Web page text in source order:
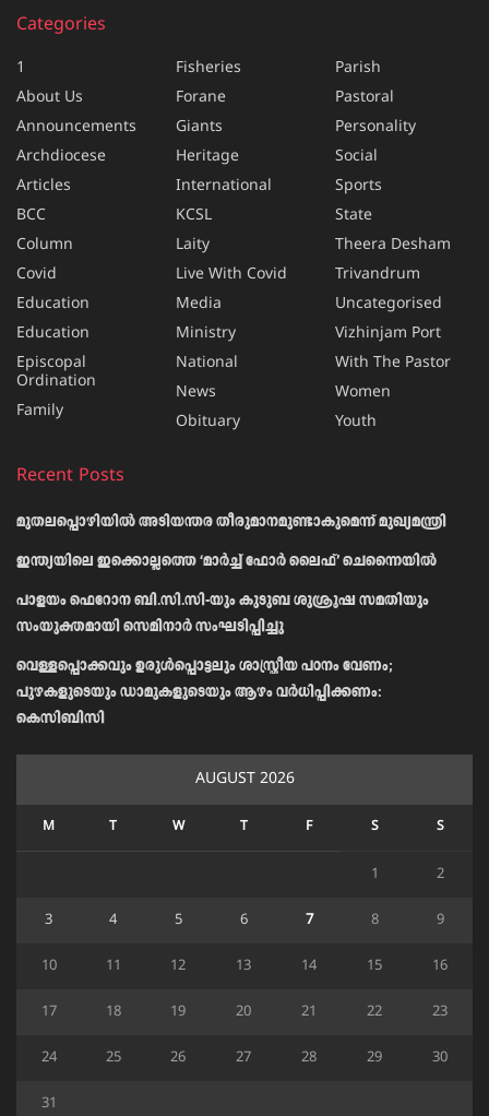
Categories
1
About Us
Announcements
Archdiocese
Articles
BCC
Column
Covid
Education
Education
Episcopal
Ordination
Family
Fisheries
Forane
Giants
Heritage
International
KCSL
Laity
Live With Covid
Media
Ministry
National
News
Obituary
Parish
Pastoral
Personality
Social
Sports
State
Theera Desham
Trivandrum
Uncategorised
Vizhinjam Port
With The Pastor
Women
Youth
Recent Posts
മുതലപ്പൊഴിയിൽ അടിയന്തര തീരുമാനമുണ്ടാകുമെന്ന് മുഖ്യമന്ത്രി
ഇന്ത്യയിലെ ഇക്കൊല്ലത്തെ ‘മാർച്ച് ഫോർ ലൈഫ്’ ചെന്നൈയിൽ
പാളയം ഫെറോന ബി.സി.സി-യും കുടുബ ശുശ്രൂഷ സമതിയും
സംയുക്തമായി സെമിനാർ സംഘടിപ്പിച്ചു
വെള്ളപ്പൊക്കവും ഉരുള്‍പ്പൊട്ടലും ശാസ്ത്രീയ പഠനം വേണം;
പുഴകളുടെയും ഡാമുകളുടെയും ആഴം വര്‍ധിപ്പിക്കണം:
കെസിബിസി
AUGUST 2026
M T W T F S S
1 2
3 4 5 6 7 8 9
10 11 12 13 14 15 16
17 18 19 20 21 22 23
24 25 26 27 28 29 30
31